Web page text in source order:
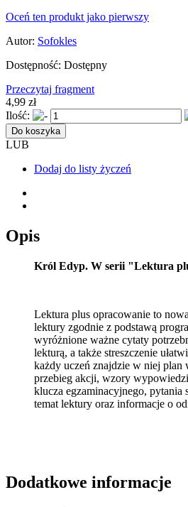
Oceń ten produkt jako pierwszy
Autor: Sofokles
Dostępność: Dostępny
Przeczytaj fragment
4,99 zł
Ilość:
Do koszyka
LUB
Dodaj do listy życzeń
Opis
Król Edyp. W serii "Lektura
Lektura plus opracowanie to
lektury zgodnie z podstawą
wyróżnione ważne cytaty
lekturą, a także streszczenie
każdy uczeń znajdzie w niej plan
przebieg akcji, wzory
klucza egzaminacyjnego, pytania
temat lektury oraz informacje o
Dodatkowe informacje